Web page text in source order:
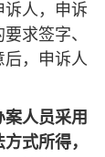
人，申诉
求签字、
，申诉人
人员采用
式所得，